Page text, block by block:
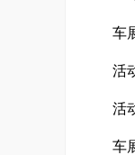
车
活
活
车